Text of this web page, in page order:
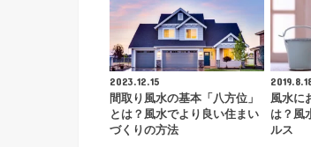
2023.12.15
間取り風水の基本「八方位」
とは？風水でより良い住まい
づくりの方法
風水に
は？風
ルス